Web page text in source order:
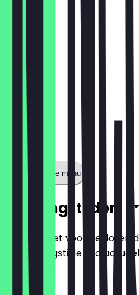
£ 13,95
Toon volledige menu
Openingstijden
Zodat je niet voor gesloten
de openingstijden zo